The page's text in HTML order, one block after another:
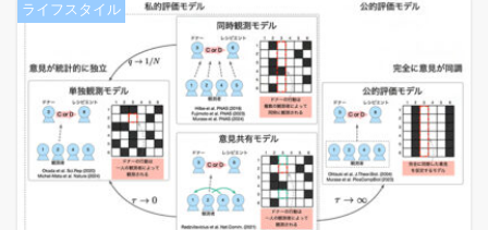
ライフスタイル